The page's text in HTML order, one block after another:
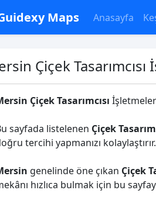
Maps Anasayfa
Çiçek
Çiçek Tasarımcısı
sayfada listelenen Çiçek
tercihi yapmanızı kolaylaştırır.
genelinde öne çıkan Çiçek
hızlıca bulmak için bu